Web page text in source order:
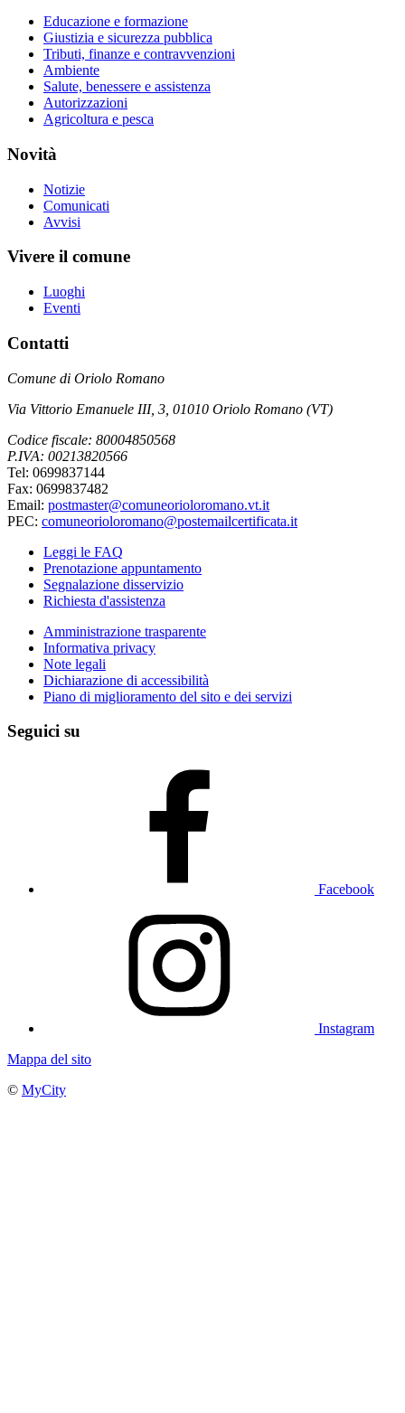
Educazione e formazione
Giustizia e sicurezza pubblica
Tributi, finanze e contravvenzioni
Ambiente
Salute, benessere e assistenza
Autorizzazioni
Agricoltura e pesca
Novità
Notizie
Comunicati
Avvisi
Vivere il comune
Luoghi
Eventi
Contatti
Comune di Oriolo Romano
Via Vittorio Emanuele III, 3, 01010 Oriolo Romano (VT)
Codice fiscale: 80004850568
P.IVA: 00213820566
Tel: 0699837144
Fax: 0699837482
Email: postmaster@comuneorioloromano.vt.it
PEC: comuneorioloromano@postemailcertificata.it
Leggi le FAQ
Prenotazione appuntamento
Segnalazione disservizio
Richiesta d'assistenza
Amministrazione trasparente
Informativa privacy
Note legali
Dichiarazione di accessibilità
Piano di miglioramento del sito e dei servizi
Seguici su
Facebook
Instagram
Mappa del sito
© MyCity